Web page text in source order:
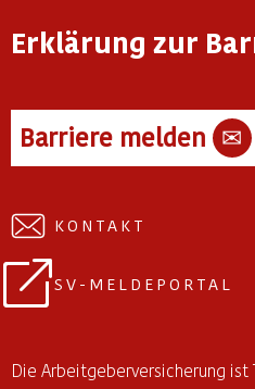
Erklärung zur
Barriere melden ✉
KONTAKT
SV-MELDEPORTAL
Die Arbeitgeberversicherung ist